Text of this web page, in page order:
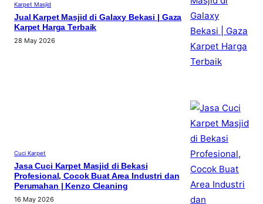
Karpet Masjid
Jual Karpet Masjid di Galaxy Bekasi | Gaza
Karpet Harga Terbaik
28 May 2026
Cuci Karpet
Jasa Cuci Karpet Masjid di Bekasi
Profesional, Cocok Buat Area Industri dan
Perumahan | Kenzo Cleaning
16 May 2026